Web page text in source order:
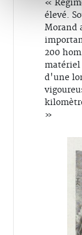
«
élevé.
Morand
200
matériel
d'une
»